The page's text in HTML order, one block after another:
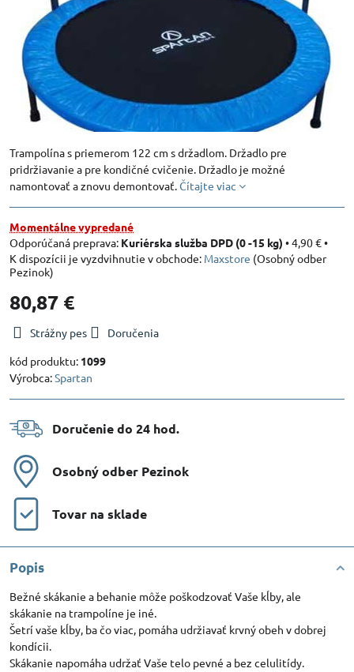
Trampolína s priemerom 122 cm s držadlom. Držadlo pre
pridržiavanie a pre kondičné cvičenie. Držadlo je možné
namontovať a znovu demontovať.Čítajte viac
Momentálne vypredané
Kuriérska služba DPD (0 -15 kg) •4,90 €•
Maxstore (Osobný odber
Pezinok)
80,87 €
Strážny pes
Doručenia
kód produktu: 1099
Výrobca:Spartan
Doručenie do 24 hod​.
Osobný odber Pezinok
Tovar na sklade
Popis
Bežné skákanie a behanie môže poškodzovať Vaše kĺby, ale
skákanie na trampolíne je iné.
Šetrí vaše kĺby, ba čo viac, pomáha udržiavať krvný obeh v dobrej
kondícii.
Skákanie napomáha udržať Vaše telo pevné a bez celulitídy.